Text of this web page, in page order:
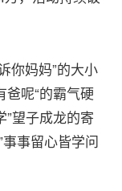
妈妈”的大小
爸呢“的霸气硬
”望子成龙的寄
事留心皆学问